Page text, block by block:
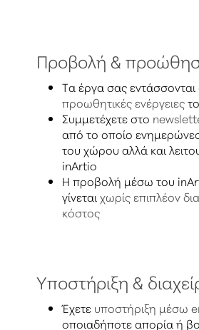
Προβολή &
Τα έργα σας εντάσσονται
προωθητικές ενέργειες
Συμμετέχετε στο
από το οποίο
του χώρου αλλά και
inArtio
Η προβολή μέσω του
γίνεται χωρίς επιπλέον
κόστος
Υποστήριξη &
Έχετε υποστήριξη μέσω
οποιαδήποτε απορία ή